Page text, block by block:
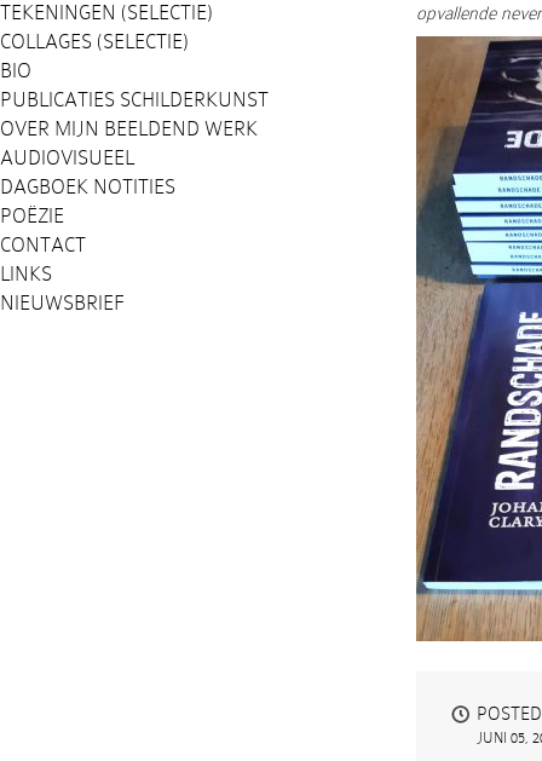
TEKENINGEN (SELECTIE)
COLLAGES (SELECTIE)
BIO
PUBLICATIES SCHILDERKUNST
OVER MIJN BEELDEND WERK
AUDIOVISUEEL
DAGBOEK NOTITIES
POËZIE
CONTACT
LINKS
NIEUWSBRIEF
opvallende
JUNI 05,